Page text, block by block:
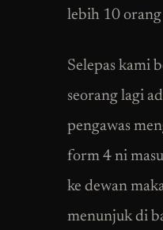
lebih 10 orang
Selepas kami
seorang lagi
pengawas
form 4 ni
ke dewan
menunjuk di